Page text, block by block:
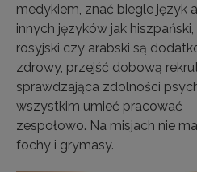
medykiem, znać biegle język
innych języków jak hiszpański,
rosyjski czy arabski są
zdrowy, przejść dobową
sprawdzająca zdolności
wszystkim umieć pracować
zespołowo. Na misjach nie
fochy i grymasy.